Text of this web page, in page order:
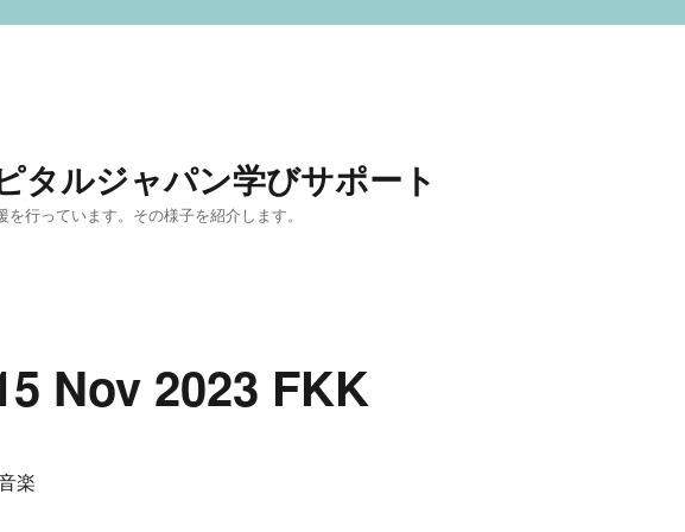
タルジャパン学びサポート
行っています。その様子を紹介します。
Nov 2023 FKK
楽